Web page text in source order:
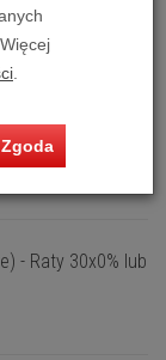
- Raty 30x0% lub
lub
- Raty 30x0% lub
.
Zgoda